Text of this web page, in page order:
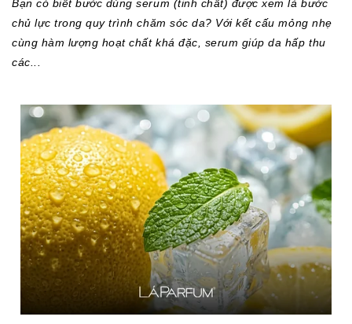
Bạn có biết bước dùng serum (tinh chất) được xem là bước
chủ lực trong quy trình chăm sóc da? Với kết cấu mỏng nhẹ
cùng hàm lượng hoạt chất khá đặc, serum giúp da hấp thu